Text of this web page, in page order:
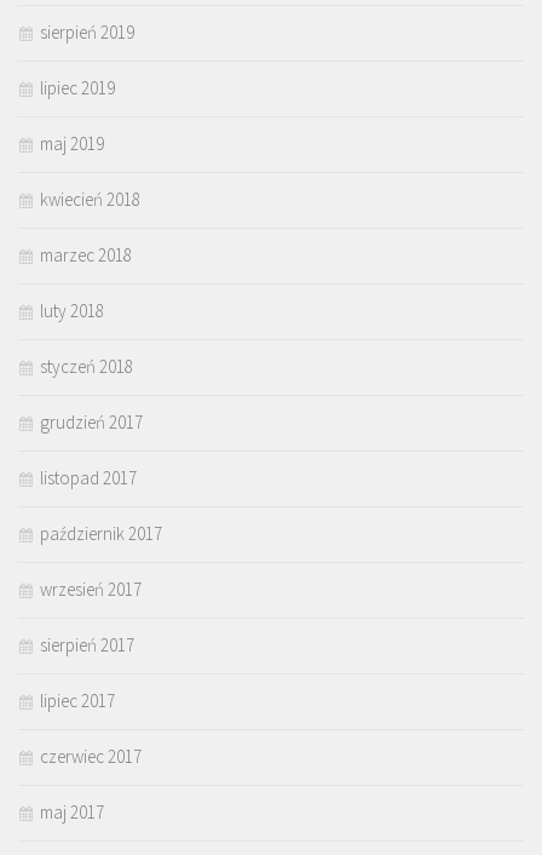
sierpień 2019
lipiec 2019
maj 2019
kwiecień 2018
marzec 2018
luty 2018
styczeń 2018
grudzień 2017
listopad 2017
październik 2017
wrzesień 2017
sierpień 2017
lipiec 2017
czerwiec 2017
maj 2017